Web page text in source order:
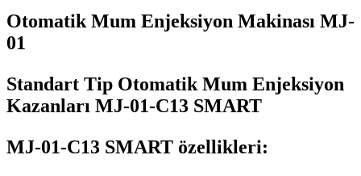
Otomatik Mum Enjeksiyon Makinası MJ-
01
Standart Tip Otomatik Mum Enjeksiyon
Kazanları MJ-01-C13 SMART
MJ-01-C13 SMART özellikleri: